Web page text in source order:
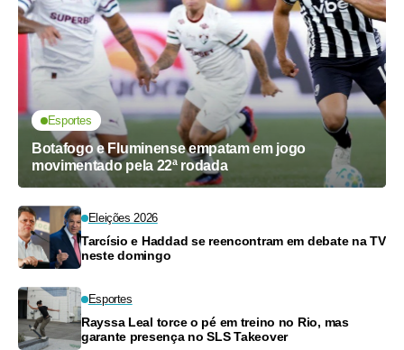
Esportes
Botafogo e Fluminense empatam em jogo
movimentado pela 22ª rodada
Eleições 2026
Tarcísio e Haddad se reencontram em debate na TV
neste domingo
Esportes
Rayssa Leal torce o pé em treino no Rio, mas
garante presença no SLS Takeover